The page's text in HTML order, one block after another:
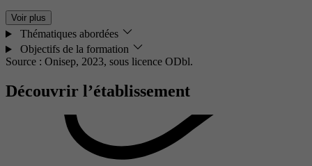
Voir plus
Thématiques abordées
Objectifs de la formation
Source : Onisep, 2023, sous licence ODbl.
Découvrir l’établissement